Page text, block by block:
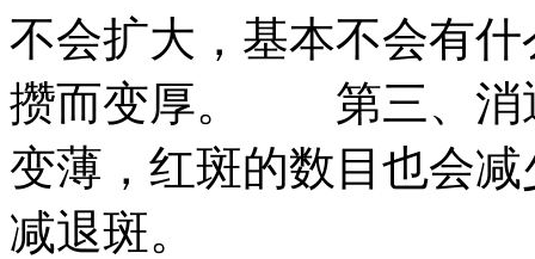
不会扩大，基本不会有
攒而变厚。 第三、消
变薄，红斑的数目也会
减退斑。